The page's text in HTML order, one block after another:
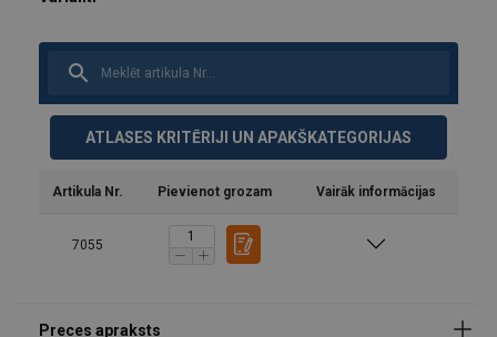
ATLASES KRITĒRIJI UN APAKŠKATEGORIJAS
Artikula Nr. Pievienot grozam Vairāk informācijas
7055